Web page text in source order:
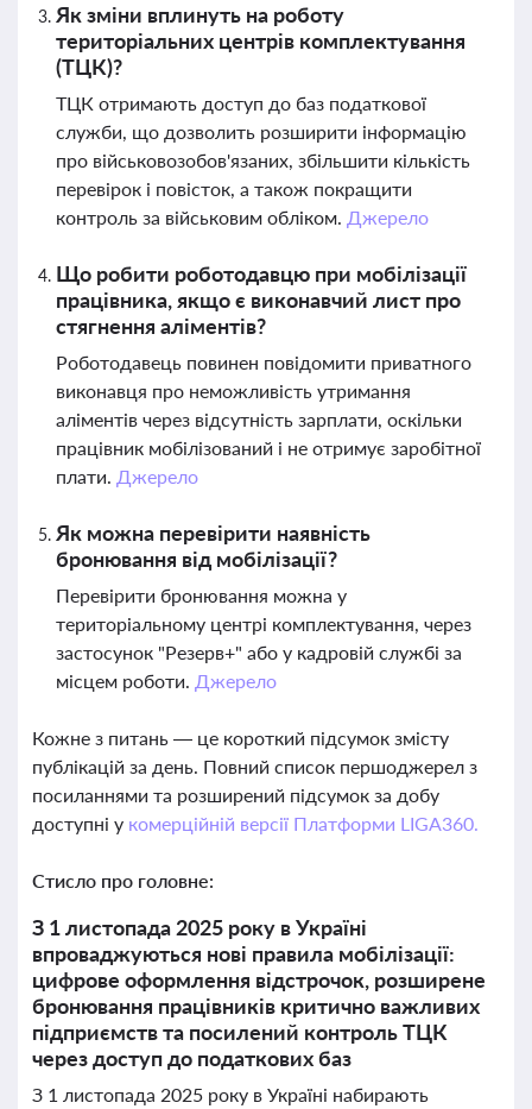
Як зміни вплинуть на роботу
територіальних центрів комплектування
(ТЦК)?
ТЦК отримають доступ до баз податкової
служби, що дозволить розширити інформацію
про військовозобов'язаних, збільшити кількість
перевірок і повісток, а також покращити
контроль за військовим обліком. Джерело
Що робити роботодавцю при мобілізації
працівника, якщо є виконавчий лист про
стягнення аліментів?
Роботодавець повинен повідомити приватного
виконавця про неможливість утримання
аліментів через відсутність зарплати, оскільки
працівник мобілізований і не отримує заробітної
плати. Джерело
Як можна перевірити наявність
бронювання від мобілізації?
Перевірити бронювання можна у
територіальному центрі комплектування, через
застосунок "Резерв+" або у кадровій службі за
місцем роботи. Джерело
Кожне з питань — це короткий підсумок змісту
публікацій за день. Повний список першоджерел з
посиланнями та розширений підсумок за добу
доступні у комерційній версії Платформи LIGA360.
Стисло про головне:
З 1 листопада 2025 року в Україні
впроваджуються нові правила мобілізації:
цифрове оформлення відстрочок, розширене
бронювання працівників критично важливих
підприємств та посилений контроль ТЦК
через доступ до податкових баз
З 1 листопада 2025 року в Україні набирають